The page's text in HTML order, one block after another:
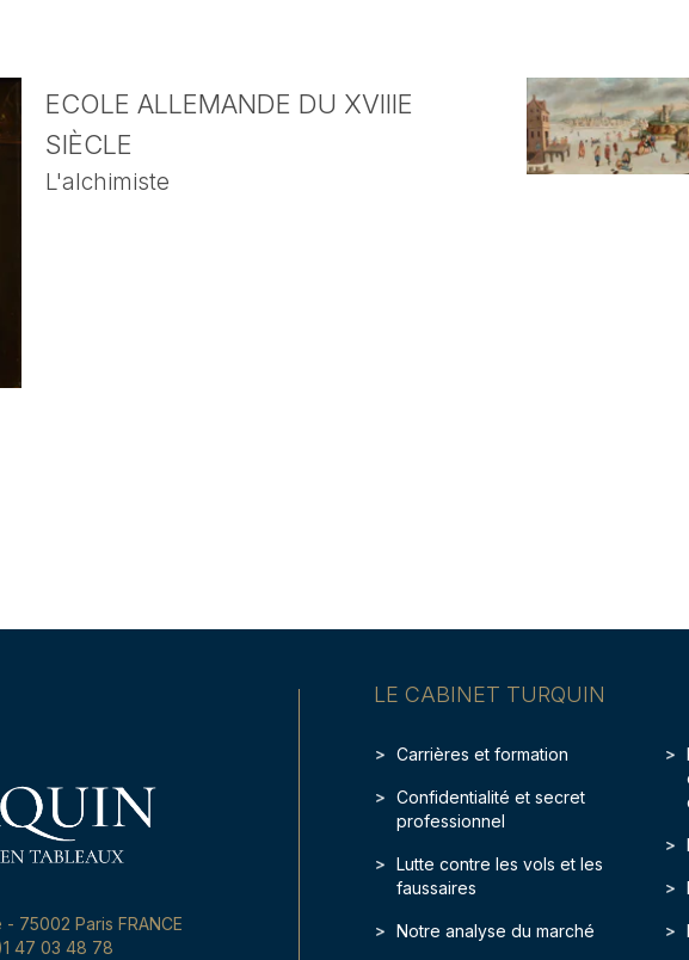
ECOLE ALLEMANDE DU XVIIIE
SIÈCLE
L'alchimiste
LE CABINET TURQUIN
Carrières et formation
Confidentialité et secret
professionnel
Lutte contre les vols et les
faussaires
Notre analyse du marché
75002 Paris FRANCE
47 03 48 78